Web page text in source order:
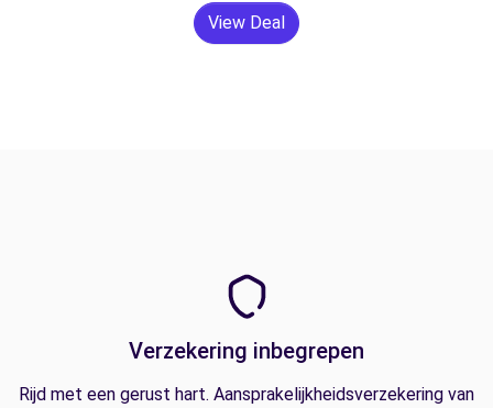
View Deal
Verzekering inbegrepen
Rijd met een gerust hart. Aansprakelijkheidsverzekering van